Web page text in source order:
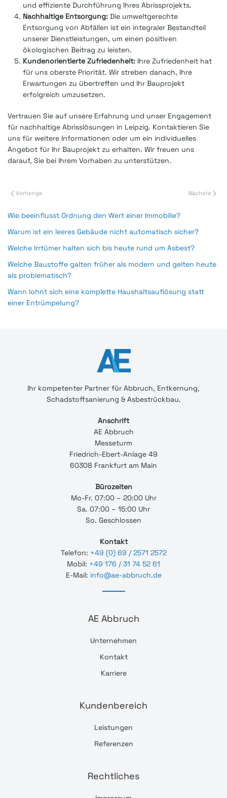
und effiziente Durchführung Ihres Abrissprojekts.
Nachhaltige Entsorgung: Die umweltgerechte
Entsorgung von Abfällen ist ein integraler Bestandteil
unserer Dienstleistungen, um einen positiven
ökologischen Beitrag zu leisten.
Kundenorientierte Zufriedenheit: Ihre Zufriedenheit hat
für uns oberste Priorität. Wir streben danach, Ihre
Erwartungen zu übertreffen und Ihr Bauprojekt
erfolgreich umzusetzen.
Vertrauen Sie auf unsere Erfahrung und unser Engagement
für nachhaltige Abrisslösungen in Leipzig. Kontaktieren Sie
uns für weitere Informationen oder um ein individuelles
Angebot für Ihr Bauprojekt zu erhalten. Wir freuen uns
darauf, Sie bei Ihrem Vorhaben zu unterstützen.
Vorherige Nächste
Wie beeinflusst Ordnung den Wert einer Immobilie?
Warum ist ein leeres Gebäude nicht automatisch sicher?
Welche Irrtümer halten sich bis heute rund um Asbest?
Welche Baustoffe galten früher als modern und gelten heute
als problematisch?
Wann lohnt sich eine komplette Haushaltsauflösung statt
einer Entrümpelung?
Ihr kompetenter Partner für Abbruch, Entkernung,
Schadstoffsanierung & Asbestrückbau.
Anschrift
AE Abbruch
Messeturm
Friedrich-Ebert-Anlage 49
60308 Frankfurt am Main
Bürozeiten
Mo-Fr. 07:00 – 20:00 Uhr
Sa. 07:00 – 15:00 Uhr
So. Geschlossen
Kontakt
Telefon: +49 (0) 69 / 2571 2572
Mobil: +49 176 / 31 74 52 61
E-Mail: info@ae-abbruch.de
AE Abbruch
Unternehmen
Kontakt
Karriere
Kundenbereich
Leistungen
Referenzen
Rechtliches